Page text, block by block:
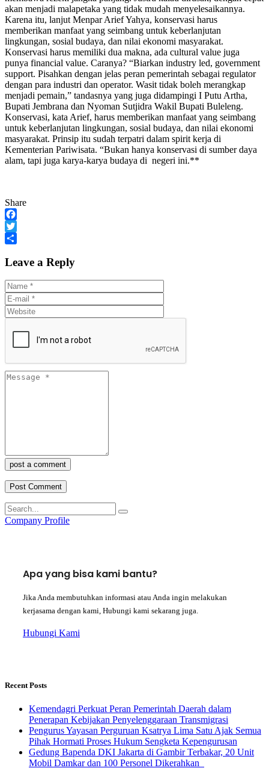
akan menjadi malapetaka yang tidak mudah menyelesaikannya.
Karena itu, lanjut Menpar Arief Yahya, konservasi harus
memberikan manfaat yang seimbang untuk keberlanjutan
lingkungan, sosial budaya, dan nilai ekonomi masyarakat.
Konservasi harus memiliki dua makna, ada cultural value juga
punya financial value. Caranya? “Biarkan industry led, government
support. Pisahkan dengan jelas peran pemerintah sebagai regulator
dengan para industri dan operator. Wasit tidak boleh merangkap
menjadi pemain,” tandasnya yang juga didampingi I Putu Artha,
Bupati Jembrana dan Nyoman Sutjidra Wakil Bupati Buleleng.
Konservasi, kata Arief, harus memberikan manfaat yang seimbang
untuk keberlanjutan lingkungan, sosial budaya, dan nilai ekonomi
masyarakat. Prinsip itu sudah terpatri dalam spirit kerja di
Kementerian Pariwisata. “Bukan hanya konservasi di sumber daya
alam, tapi juga karya-karya budaya di negeri ini.**
Share
Facebook
Twitter
Leave a Reply
post a comment
Company Profile
Apa yang bisa kami bantu?
Jika Anda membutuhkan informasi atau Anda ingin melakukan
kerjasama dengan kami, Hubungi kami sekarang juga.
Hubungi Kami
Recent Posts
Kemendagri Perkuat Peran Pemerintah Daerah dalam
Penerapan Kebijakan Penyelenggaraan Transmigrasi
Pengurus Yayasan Perguruan Ksatrya Lima Satu Ajak Semua
Pihak Hormati Proses Hukum Sengketa Kepengurusan
Gedung Bapenda DKI Jakarta di Gambir Terbakar, 20 Unit
Mobil Damkar dan 100 Personel Dikerahkan